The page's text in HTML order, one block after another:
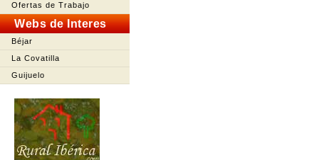
Ofertas de Trabajo
Webs de Interes
Béjar
La Covatilla
Guijuelo